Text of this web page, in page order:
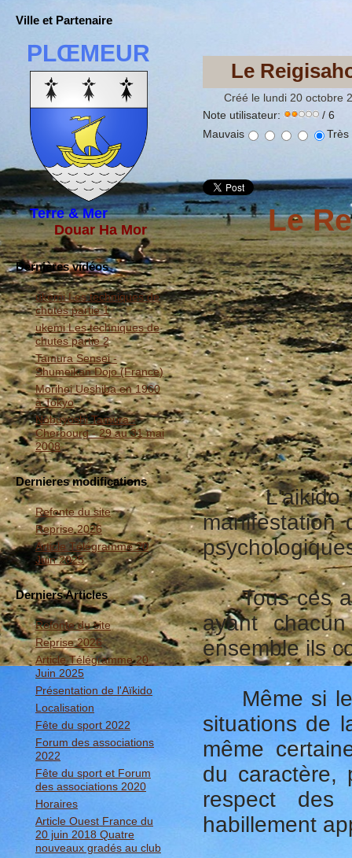
Ville et Partenaire
PLŒMEUR
Terre & Mer
Douar Ha Mor
Dernières vidéos
ukemi Les techniques de
chutes partie 1
ukemi Les techniques de
chutes partie 2
Tamura Sensei -
Shumeikan Dojo (France)
Morihei Ueshiba en 1960
à Tokyo
Nobuyoshi Tamura -
Cherbourg - 29 au 31 mai
2008
Dernieres modifications
Refonte du site
Reprise 2026
Article Télégramme 20
Juin 2025
Derniers Articles
Refonte du site
Reprise 2026
Article Télégramme 20
Juin 2025
Présentation de l'Aïkido
Localisation
Fête du sport 2022
Forum des associations
2022
Fête du sport et Forum
des associations 2020
Horaires
Article Ouest France du
20 juin 2018 Quatre
nouveaux gradés au club
Le
Créé le lundi 20 octobre
Note utilisateur:
/ 6
Mauvais
Le
L'aikido est
manifestation
Tous ces
ayant
ensemble ils
Même si les
situations de
même
du caractère,
respect des
habillement